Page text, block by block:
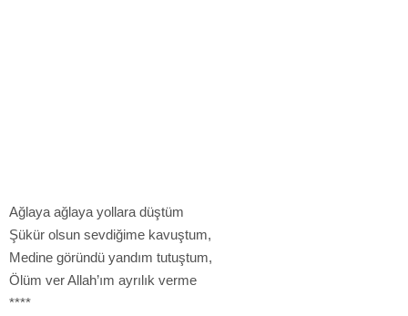
Ağlaya ağlaya yollara düştüm
Şükür olsun sevdiğime kavuştum,
Medine göründü yandım tutuştum,
Ölüm ver Allah’ım ayrılık verme
****